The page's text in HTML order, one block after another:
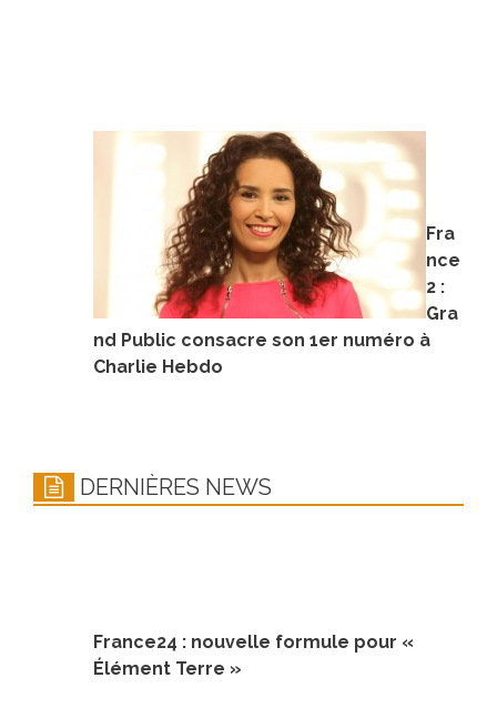
Fra
nce
2 :
Gra
nd Public consacre son 1er numéro à
Charlie Hebdo
DERNIÈRES NEWS
France24 : nouvelle formule pour «
Élément Terre »